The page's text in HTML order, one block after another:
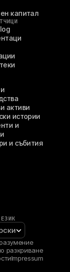
капитал
активи
истории
и
и събития
разкриване
Impressum